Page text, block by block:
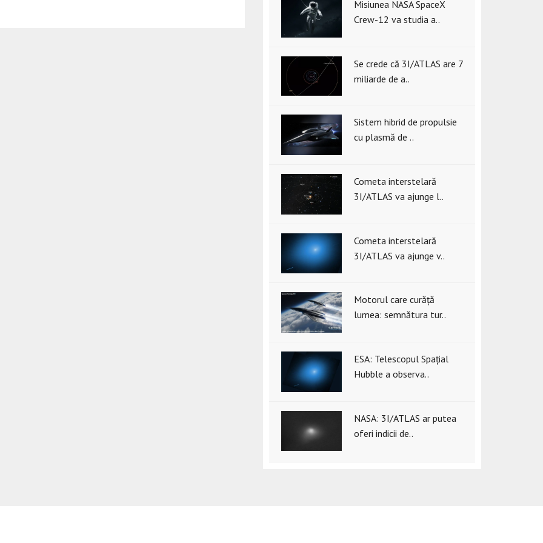
Misiunea NASA SpaceX
Crew-12 va studia a..
Se crede că 3I/ATLAS are 7
miliarde de a..
Sistem hibrid de propulsie
cu plasmă de ..
Cometa interstelară
3I/ATLAS va ajunge l..
Cometa interstelară
3I/ATLAS va ajunge v..
Motorul care curăță
lumea: semnătura tur..
ESA: Telescopul Spațial
Hubble a observa..
NASA: 3I/ATLAS ar putea
oferi indicii de..